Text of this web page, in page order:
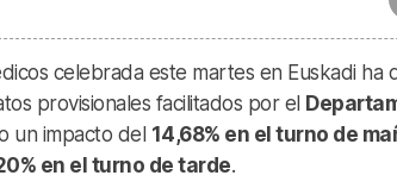
celebrada este martes en Euskadi ha
provisionales facilitados por el
un impacto del 14,68% en el turno de
en el turno de tarde.